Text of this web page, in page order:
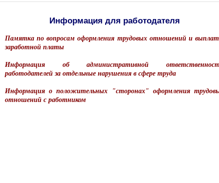
Информация для работодателя
Памятка по вопросам оформления трудовых отношений и
заработной платы
Информация об административной
работодателей за отдельные нарушения в сфере труда
Информация о положительных "сторонах" оформления
отношений с работником